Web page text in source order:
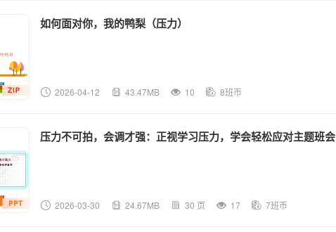
如何面对你，我的鸭梨（压力）
2026-04-12 43.47MB 10 8班币
压力不可拍，会调才强：正视学习压力，学会轻松应对主题班会
2026-03-30 24.67MB 30 页 17 7班币